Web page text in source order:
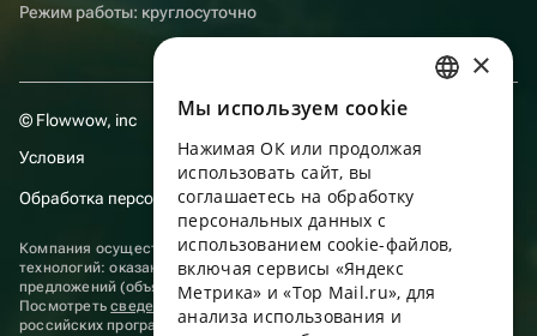
Режим работы: круглосуточно
© Flowwow, inc
Условия
Обработка персональных данных
Компания осуществляет деятельность в области информационных
технологий: оказание услуг в сети “Интернет” по размещению
предложений (объявлений) продавцов о реализации товаров.
Посмотретьсведения о программах
, включенных в реестр
российских программ для электронных вычислительных машин и
ENGLISH
UKRAINIAN
PORTUGUESE
×
Мы используем сookie
Нажимая ОК или продолжая
использовать сайт, вы
соглашаетесь на обработку
персональных данных с
использованием cookie-файлов,
включая сервисы «Яндекс
Метрика» и «Top Mail.ru», для
анализа использования и